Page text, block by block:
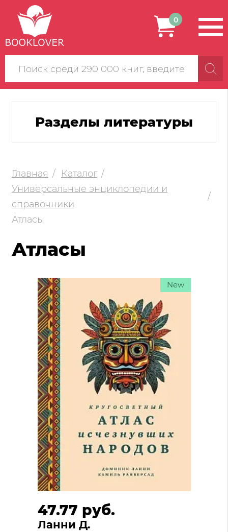
Поиск
по
сайту
0
Разделы литературы
Главная
Каталог
Универсальные энциклопедии и
справочники
Атласы
Атласы
47.77 руб.
Ланни Д.
New